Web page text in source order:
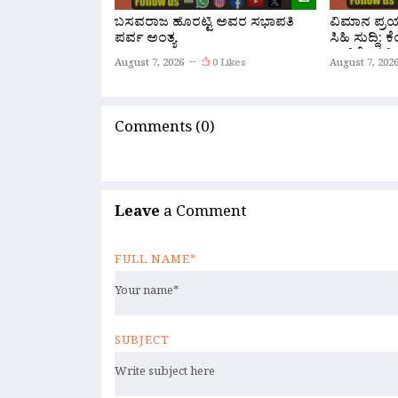
ಬಸವರಾಜ ಹೊರಟ್ಟಿ ಅವರ ಸಭಾಪತಿ
ಪರ್ವ ಅಂತ್ಯ
August 7, 2026 0 Likes
ವಿಮಾನ
ಸಿಹಿ ಸುದ್ದಿ:
ನೇರ ‘ಫ್ಲೈ
August 7, 2026
Comments (0)
Leave a Comment
FULL NAME*
SUBJECT